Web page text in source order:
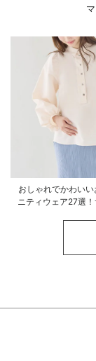
おしゃれでかわいい
ニティウェア27選